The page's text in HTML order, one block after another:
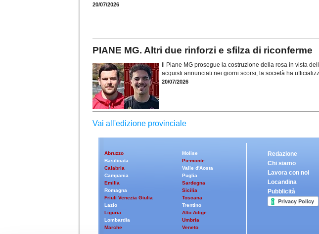
20/07/2026
PIANE MG. Altri due rinforzi e sfilza di riconferme
Il Piane MG prosegue la costruzione della rosa in vista
acquisti annunciati nei giorni scorsi, la società ha
20/07/2026
Vai all'edizione provinciale
Abruzzo
Basilicata
Calabria
Campania
Emilia
Romagna
Friuli Venezia Giulia
Lazio
Liguria
Lombardia
Marche
Molise
Piemonte
Valle d'Aosta
Puglia
Sardegna
Sicilia
Toscana
Trentino
Alto Adige
Umbria
Veneto
Redazione
Chi siamo
Lavora con noi
Locandina
Pubblicità